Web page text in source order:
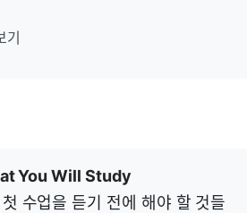
You Will Study
수업을 듣기 전에 해야 할 것들